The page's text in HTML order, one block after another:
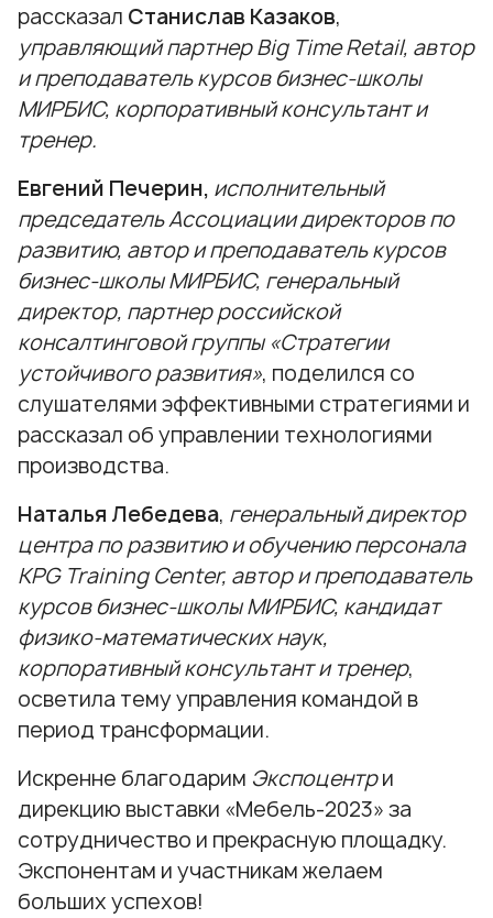
рассказал Станислав Казаков,
управляющий партнер Big Time Retail, автор
и преподаватель курсов бизнес-школы
МИРБИС, корпоративный консультант и
тренер.
Евгений Печерин, исполнительный
председатель Ассоциации директоров по
развитию, автор и преподаватель курсов
бизнес-школы МИРБИС, генеральный
директор, партнер российской
консалтинговой группы «Стратегии
устойчивого развития», поделился со
слушателями эффективными стратегиями и
рассказал об управлении технологиями
производства.
Наталья Лебедева, генеральный директор
центра по развитию и обучению персонала
KPG Training Center, автор и преподаватель
курсов бизнес-школы МИРБИС, кандидат
физико-математических наук,
корпоративный консультант и тренер,
осветила тему управления командой в
период трансформации.
Искренне благодарим Экспоцентри
дирекцию выставки «Мебель-2023» за
сотрудничество и прекрасную площадку.
Экспонентам и участникам желаем
больших успехов!